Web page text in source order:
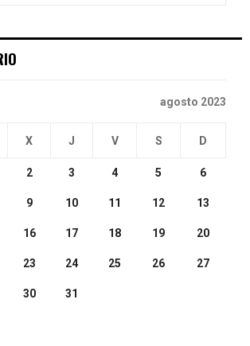
agosto 2023
X J V S D
2 3 4 5 6
9 10 11 12 13
16 17 18 19 20
23 24 25 26 27
30
31